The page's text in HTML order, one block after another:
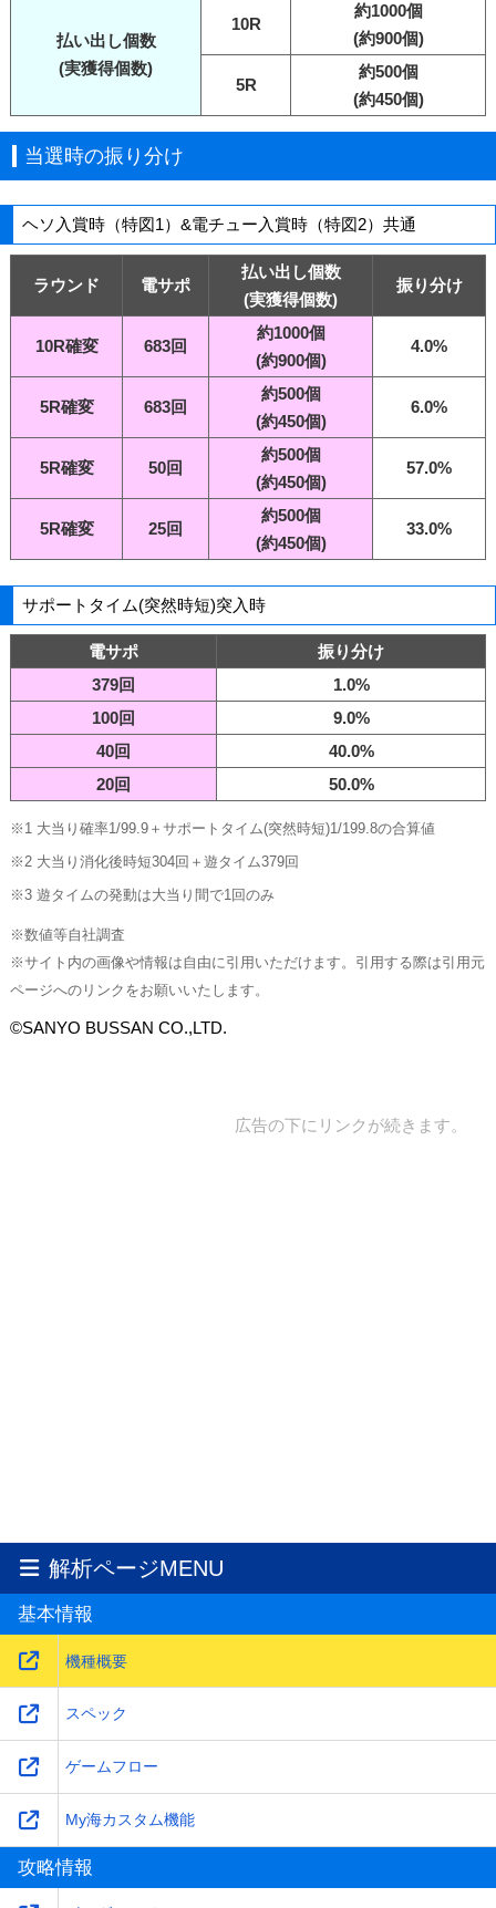
払い出し個数
(実獲得個数)
10R
約1000個
(約900個)
5R
約500個
(約450個)
当選時の振り分け
ヘソ入賞時（特図1）&電チュー入賞時（特図2）共通
ラウンド 電サポ
払い出し個数
(実獲得個数)
振り分け
10R確変 683回
約1000個
(約900個)
4.0%
5R確変 683回
約500個
(約450個)
6.0%
5R確変 50回
約500個
(約450個)
57.0%
5R確変 25回
約500個
(約450個)
33.0%
サポートタイム(突然時短)突入時
電サポ
振り分け
379回
1.0%
100回
9.0%
40回
40.0%
20回
50.0%
※1 大当り確率1/99.9＋サポートタイム(突然時短)1/199.8の合算値
※2 大当り消化後時短304回＋遊タイム379回
※3 遊タイムの発動は大当り間で1回のみ
※数値等自社調査
※サイト内の画像や情報は自由に引用いただけます。引用する際は引用元
ページへのリンクをお願いいたします。
©SANYO BUSSAN CO.,LTD.
広告の下にリンクが続きます。
解析ページMENU
基本情報
機種概要
スペック
ゲームフロー
My海カスタム機能
攻略情報